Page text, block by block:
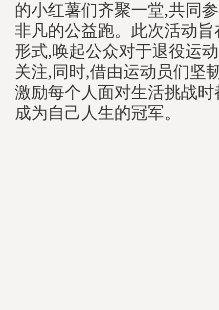
的小红薯们齐聚一堂,共同
非凡的公益跑。此次活动
形式,唤起公众对于退役运
关注,同时,借由运动员们坚
激励每个人面对生活挑战
成为自己人生的冠军。